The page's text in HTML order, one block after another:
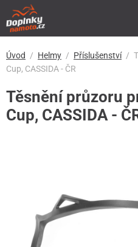
Úvod Helmy Příslušenství
Cup, CASSIDA - ČR
Těsnění průzoru
Cup, CASSIDA -